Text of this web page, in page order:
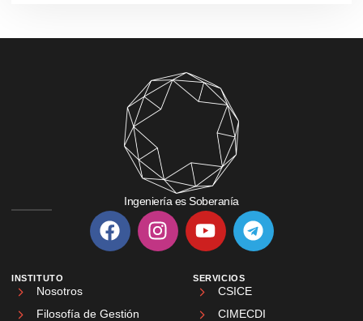
Ingeniería es Soberanía
INSTITUTO
Nosotros
Filosofía de Gestión
SERVICIOS
CSICE
CIMECDI